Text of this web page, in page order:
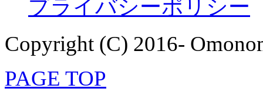
プライバシーポリシー
Copyright (C) 2016-
PAGE TOP